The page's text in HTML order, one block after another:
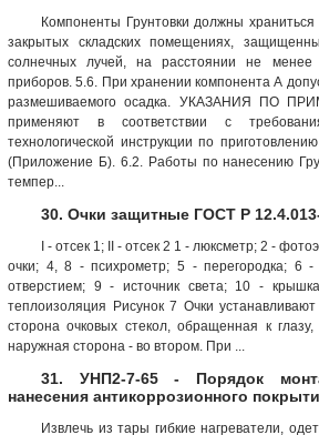
Компоненты Грунтовки должны храниться
закрытых складских помещениях,
солнечных лучей, на расстоянии не
приборов. 5.6. При хранении компонента А
размешиваемого осадка. УКАЗАНИЯ ПО
применяют в соответствии с
технологической инструкции по
(Приложение Б). 6.2. Работы по нанесению
темпер...
30. Очки защитные ГОСТ Р
I - отсек 1; II - отсек 2 1 - люксметр; 2 -
очки; 4, 8 - психрометр; 5 - перегородка; 6
отверстием; 9 - источник света; 10 -
теплоизоляция Рисунок 7 Очки
сторона очковых стекол, обращенная к
наружная сторона - во втором. При ...
31. УНП2-7-65 - Порядок
нанесения антикоррозионного
Извлечь из тары гибкие нагреватели,